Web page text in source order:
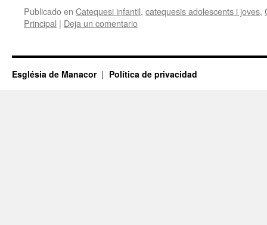
Publicado en Catequesi infantil, catequesis adolescents i joves,
Principal | Deja un comentario
Església de Manacor Política de privacidad